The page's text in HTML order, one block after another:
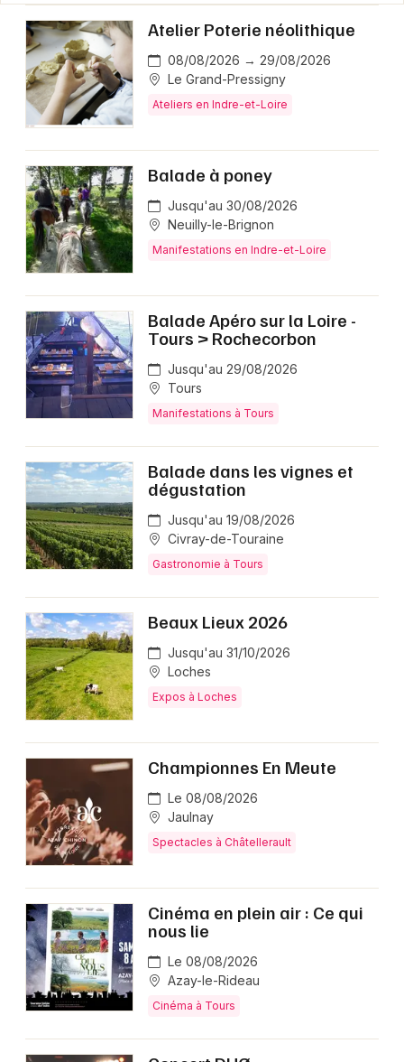
Atelier Poterie néolithique
08/08/2026 → 29/08/2026
Le Grand-Pressigny
Ateliers en Indre-et-Loire
Balade à poney
Jusqu'au 30/08/2026
Neuilly-le-Brignon
Manifestations en Indre-et-Loire
Balade Apéro sur la Loire -
Tours > Rochecorbon
Jusqu'au 29/08/2026
Tours
Manifestations à Tours
Balade dans les vignes et
dégustation
Jusqu'au 19/08/2026
Civray-de-Touraine
Gastronomie à Tours
Beaux Lieux 2026
Jusqu'au 31/10/2026
Loches
Expos à Loches
Championnes En Meute
Le 08/08/2026
Jaulnay
Spectacles à Châtellerault
Cinéma en plein air : Ce qui
nous lie
Le 08/08/2026
Azay-le-Rideau
Cinéma à Tours